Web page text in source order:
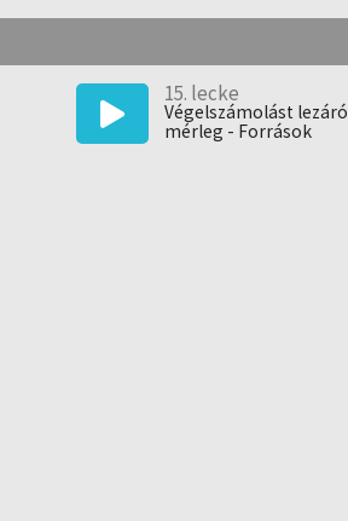
eredménykimutatás
15. lecke
Végelszámolást lezáró
mérleg - Források